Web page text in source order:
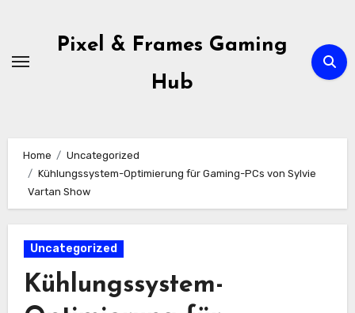
content
Pixel & Frames Gaming
Hub
Home
Uncategorized
Kühlungssystem-Optimierung für Gaming-PCs von Sylvie
Vartan Show
Uncategorized
Kühlungssystem-